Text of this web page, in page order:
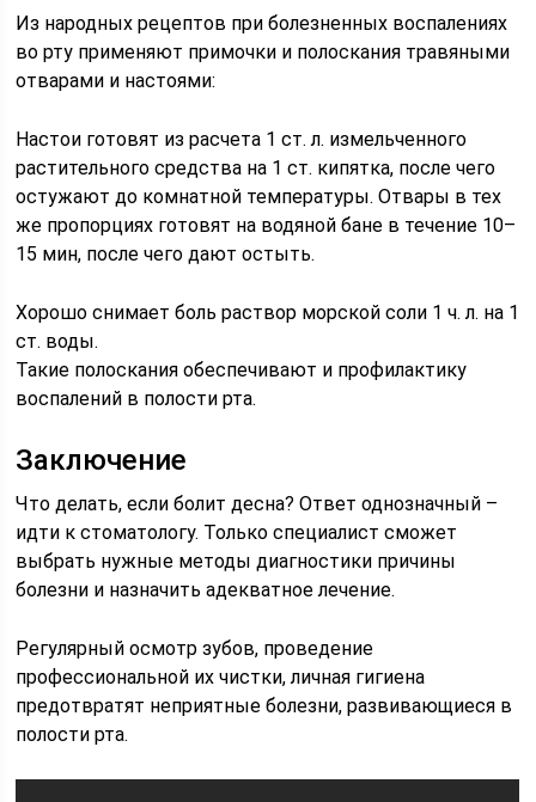
Из народных рецептов при болезненных воспалениях
во рту применяют примочки и полоскания травяными
отварами и настоями:
Настои готовят из расчета 1 ст. л. измельченного
растительного средства на 1 ст. кипятка, после чего
остужают до комнатной температуры. Отвары в тех
же пропорциях готовят на водяной бане в течение 10–
15 мин, после чего дают остыть.
Хорошо снимает боль раствор морской соли 1 ч. л. на 1
ст. воды.
Такие полоскания обеспечивают и профилактику
воспалений в полости рта.
Заключение
Что делать, если болит десна? Ответ однозначный –
идти к стоматологу. Только специалист сможет
выбрать нужные методы диагностики причины
болезни и назначить адекватное лечение.
Регулярный осмотр зубов, проведение
профессиональной их чистки, личная гигиена
предотвратят неприятные болезни, развивающиеся в
полости рта.